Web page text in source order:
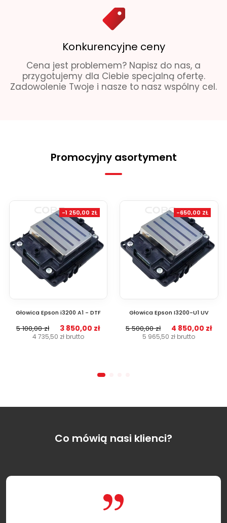
Konkurencyjne ceny
Cena jest problemem? Napisz do nas, a
przygotujemy dla Ciebie specjalną ofertę.
Zadowolenie Twoje i nasze to nasz wspólny cel.
Promocyjny asortyment
-1 250,00 ZŁ
Głowica Epson i3200 A1 - DTF
5 100,00 zł 3 850,00 zł
4 735,50 zł brutto
-650,00 ZŁ
Głowica Epson I3200-U1 UV
5 500,00 zł 4 850,00 zł
5 965,50 zł brutto
Co mówią nasi klienci?